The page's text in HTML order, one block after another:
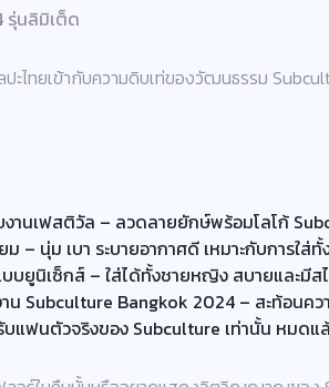
รุ่นลิมิเต็ด
ะไทยเข้ากับความดิบเท่ของวัฒนธรรม
านเฟสติวัล – ลวดลายยักษ์พร้อมโลโก้
– นุ่ม เบา ระบายอากาศดี เหมาะกับการใส่
บยูนิเซ็กส์ – ใส่ได้ทั้งชายหญิง สบายและมีส
Subculture Bangkok 2024 – สะท้อนค
แฟนตัวจริงของ Subculture เท่านั้น หมดแ